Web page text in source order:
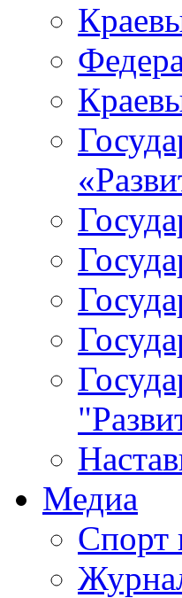
Медиа
Спорт